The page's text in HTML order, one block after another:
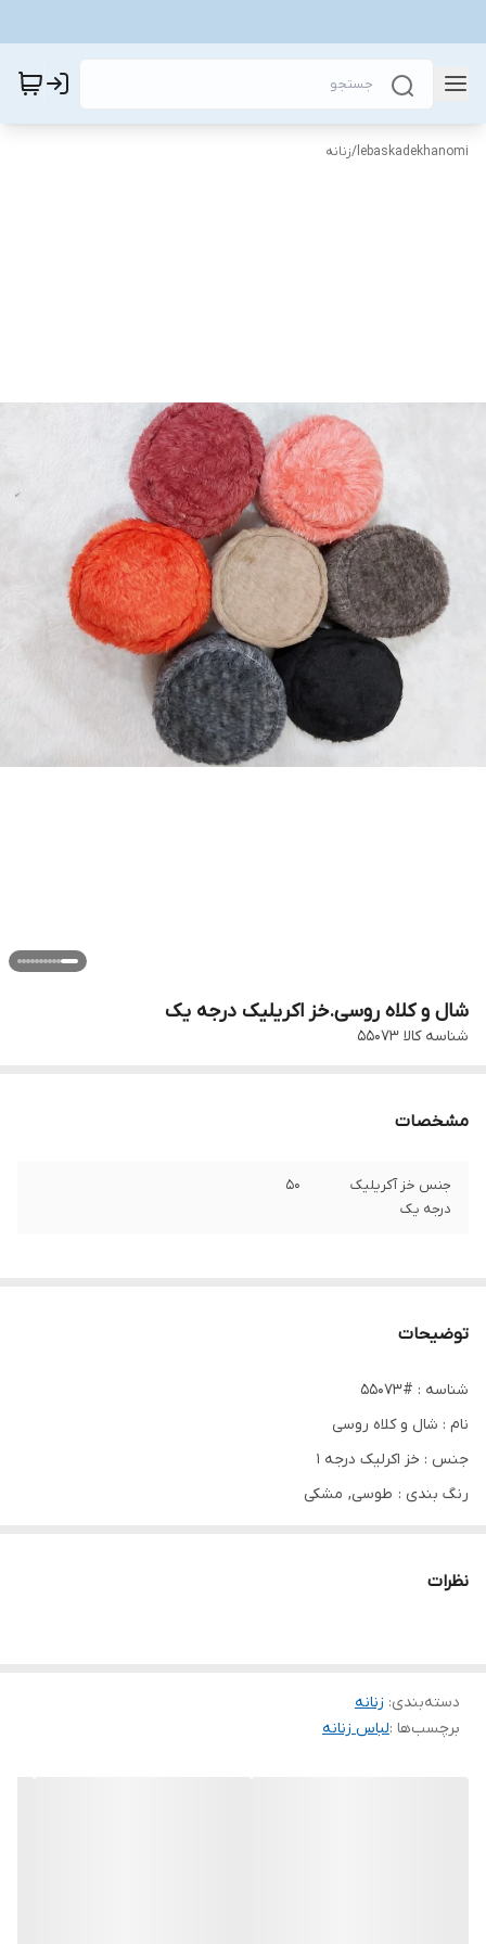
lebaskadekhanomi
/زنانه
شال و کلاه روسی.خز اکریلیک درجه یک
شناسه کالا ۵۵۰۷۳
مشخصات
جنس خز آکریلیک
درجه یک
۵۰
توضیحات
شناسه : #55073
نام : شال و کلاه روسی
جنس : خز اکرلیک درجه ۱
رنگ بندی : طوسی, مشکی
نظرات
دسته‌بندی: زنانه
برچسب‌ها :لباس زنانه